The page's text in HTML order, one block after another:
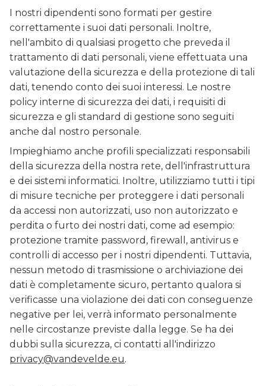
I nostri dipendenti sono formati per gestire
correttamente i suoi dati personali. Inoltre,
nell'ambito di qualsiasi progetto che preveda il
trattamento di dati personali, viene effettuata una
valutazione della sicurezza e della protezione di tali
dati, tenendo conto dei suoi interessi. Le nostre
policy interne di sicurezza dei dati, i requisiti di
sicurezza e gli standard di gestione sono seguiti
anche dal nostro personale.
Impieghiamo anche profili specializzati responsabili
della sicurezza della nostra rete, dell'infrastruttura
e dei sistemi informatici. Inoltre, utilizziamo tutti i tipi
di misure tecniche per proteggere i dati personali
da accessi non autorizzati, uso non autorizzato e
perdita o furto dei nostri dati, come ad esempio:
protezione tramite password, firewall, antivirus e
controlli di accesso per i nostri dipendenti. Tuttavia,
nessun metodo di trasmissione o archiviazione dei
dati è completamente sicuro, pertanto qualora si
verificasse una violazione dei dati con conseguenze
negative per lei, verrà informato personalmente
nelle circostanze previste dalla legge. Se ha dei
dubbi sulla sicurezza, ci contatti all'indirizzo
privacy@vandevelde.eu.